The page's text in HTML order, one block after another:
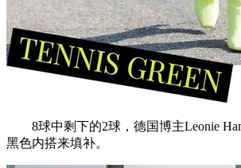
8球中剩下的2球，德国博主Leonie
黑色内搭来填补。